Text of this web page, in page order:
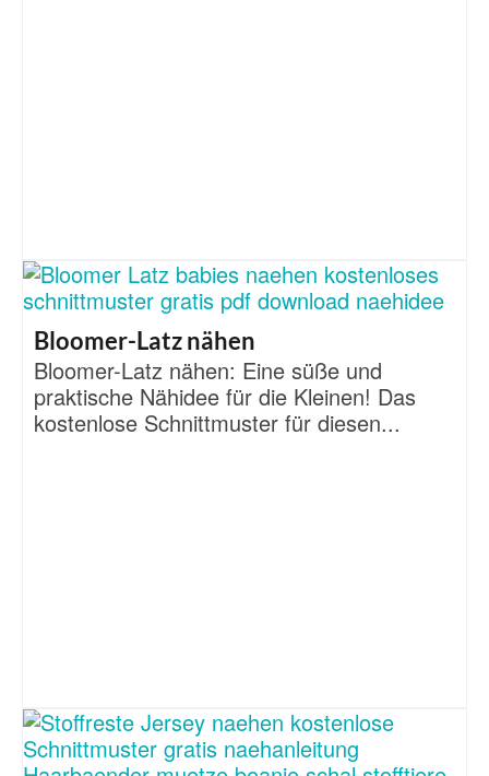
Bloomer-Latz nähen
Bloomer-Latz nähen: Eine süße und
praktische Nähidee für die Kleinen! Das
kostenlose Schnittmuster für diesen...